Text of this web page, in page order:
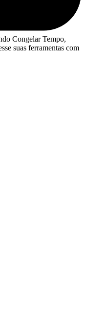
Congelar Tempo,
suas ferramentas com